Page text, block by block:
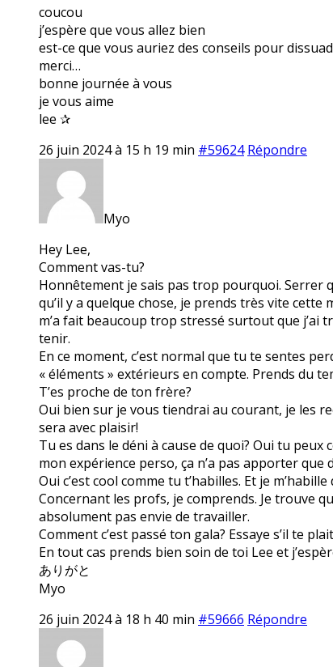
coucou
j’espère que vous allez bien
est-ce que vous auriez des conseils pour
merci…
bonne journée à vous
je vous aime
lee ✰
26 juin 2024 à 15 h 19 min #59624 Répondre
Myo
Hey Lee,
Comment vas-tu?
Honnêtement je sais pas trop pourquoi. Serrer
qu’il y a quelque chose, je prends très vite
m’a fait beaucoup trop stressé surtout que j’ai
tenir.
En ce moment, c’est normal que tu te sentes
« éléments » extérieurs en compte. Prends du
T’es proche de ton frère?
Oui bien sur je vous tiendrai au courant, je les
sera avec plaisir!
Tu es dans le déni à cause de quoi? Oui tu
mon expérience perso, ça n’a pas apporter que
Oui c’est cool comme tu t’habilles. Et je
Concernant les profs, je comprends. Je trouve
absolument pas envie de travailler.
Comment c’est passé ton gala? Essaye s’il te
En tout cas prends bien soin de toi Lee et
ありがと
Myo
26 juin 2024 à 18 h 40 min #59666 Répondre